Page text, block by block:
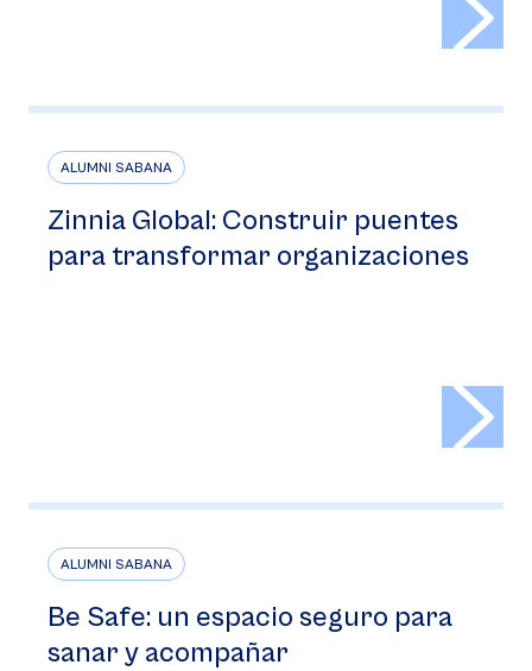
ALUMNI SABANA
Zinnia Global: Construir puentes
para transformar organizaciones
ALUMNI SABANA
Be Safe: un espacio seguro para
sanar y acompañar